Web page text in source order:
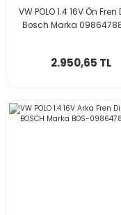
VW POLO 1.4 16V Ön Fren
Bosch Marka
2.950,65 TL